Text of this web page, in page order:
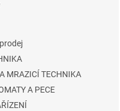
MRAZICÍ TECHNIKA
A PECE